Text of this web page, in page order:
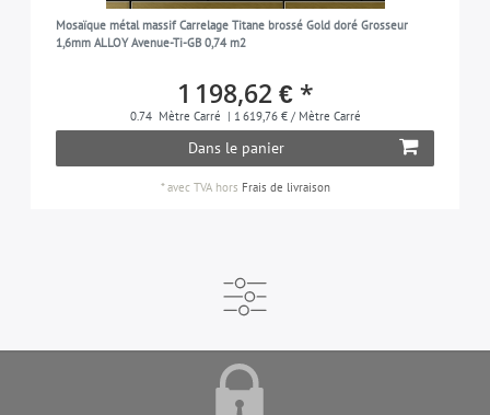
Mosaïque métal massif Carrelage Titane brossé Gold doré Grosseur
1,6mm ALLOY Avenue-Ti-GB 0,74 m2
1 198,62 € *
0.74 Mètre Carré | 1 619,76 € / Mètre Carré
Dans le panier
*avec TVAhors Frais de livraison